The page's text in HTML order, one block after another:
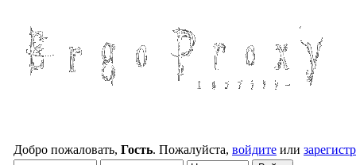
Добро пожаловать, Гость. Пожалуйста, войдите или